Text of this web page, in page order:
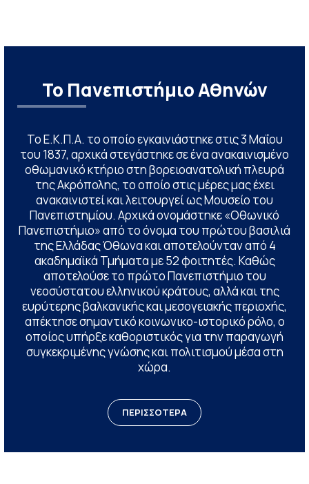
Το Πανεπιστήμιο Αθηνών
Το Ε.Κ.Π.Α. το οποίο εγκαινιάστηκε στις 3 Μαΐου
του 1837, αρχικά στεγάστηκε σε ένα ανακαινισμένο
οθωμανικό κτήριο στη βορειοανατολική πλευρά
της Ακρόπολης, το οποίο στις μέρες μας έχει
ανακαινιστεί και λειτουργεί ως Μουσείο του
Πανεπιστημίου. Αρχικά ονομάστηκε «Οθωνικό
Πανεπιστήμιο» από το όνομα του πρώτου βασιλιά
της Ελλάδας Όθωνα και αποτελούνταν από 4
ακαδημαϊκά Τμήματα με 52 φοιτητές. Καθώς
αποτελούσε το πρώτο Πανεπιστήμιο του
νεοσύστατου ελληνικού κράτους, αλλά και της
ευρύτερης βαλκανικής και μεσογειακής περιοχής,
απέκτησε σημαντικό κοινωνικο-ιστορικό ρόλο, ο
οποίος υπήρξε καθοριστικός για την παραγωγή
συγκεκριμένης γνώσης και πολιτισμού μέσα στη
χώρα.
ΠΕΡΙΣΣΟΤΕΡΑ